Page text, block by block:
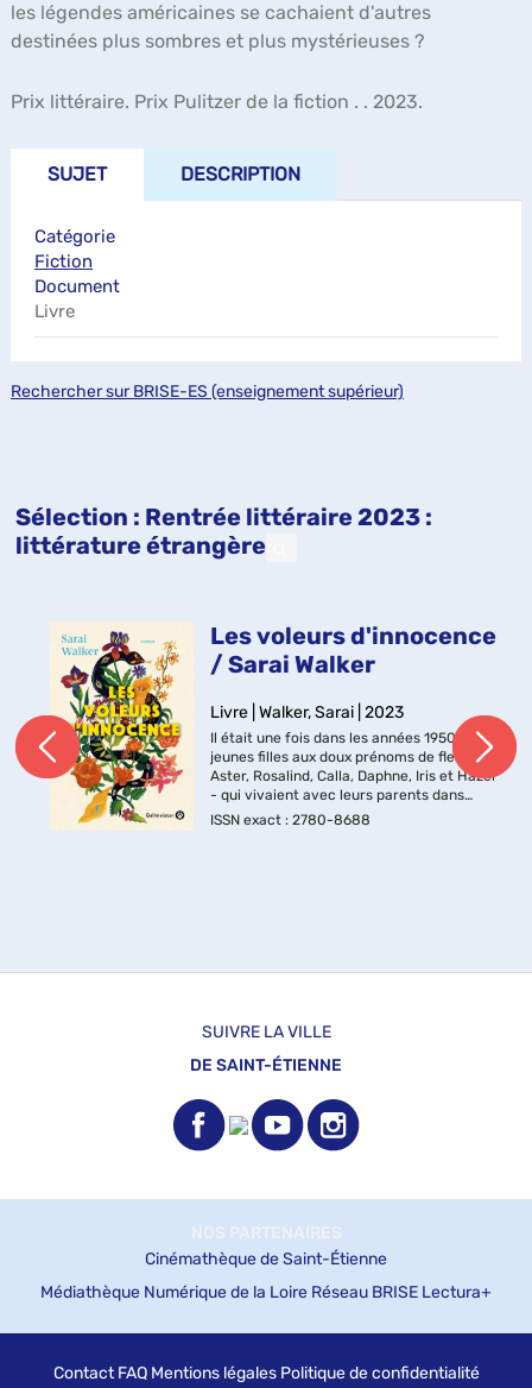
les légendes américaines se cachaient d'autres
destinées plus sombres et plus mystérieuses ?
Prix littéraire. Prix Pulitzer de la fiction . . 2023.
SUJET DESCRIPTION
Catégorie
Fiction
Document
Livre
Rechercher sur BRISE-ES (enseignement supérieur)
Sélection : Rentrée littéraire 2023 :
littérature étrangère
Les voleurs d'innocence
/ Sarai Walker
Livre | Walker, Sarai | 2023
Il était une fois dans les années 1950 six
jeunes filles aux doux prénoms de fleurs -
Aster, Rosalind, Calla, Daphne, Iris et Hazel
- qui vivaient avec leurs parents dans
l'opulence d'une grande bâtisse
ISSN exact : 2780-8688
SUIVRE LA VILLE
DE SAINT-ÉTIENNE
NOS PARTENAIRES
Cinémathèque de Saint-Étienne
Médiathèque Numérique de la Loire Réseau BRISE Lectura+
Contact FAQ Mentions légales Politique de confidentialité